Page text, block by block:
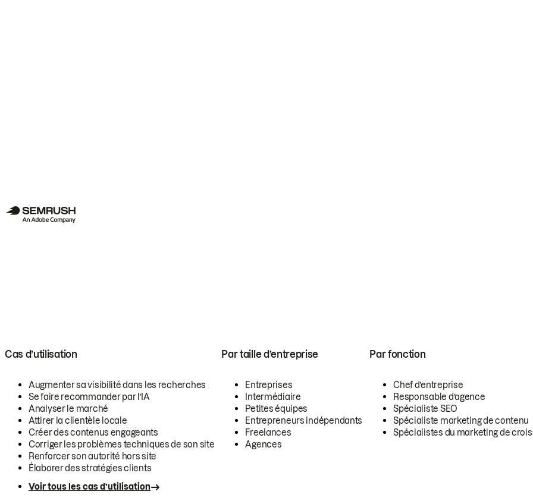
Cas d’utilisation
Augmenter sa visibilité dans les recherches
Se faire recommander par l’IA
Analyser le marché
Attirer la clientèle locale
Créer des contenus engageants
Corriger les problèmes techniques de son site
Renforcer son autorité hors site
Élaborer des stratégies clients
Voir tous les cas d’utilisation
Par taille d’entreprise
Entreprises
Intermédiaire
Petites équipes
Entrepreneurs indépendants
Freelances
Agences
Par fonction
Chef d’entreprise
Responsable d’agence
Spécialiste SEO
Spécialiste marketing de contenu
Spécialistes du marketing de